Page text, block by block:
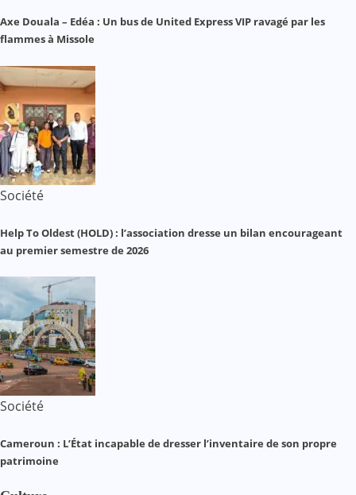
Axe Douala – Edéa : Un bus de United Express VIP ravagé par les
flammes à Missole
Société
Help To Oldest (HOLD) : l’association dresse un bilan encourageant
au premier semestre de 2026
Société
Cameroun : L’État incapable de dresser l’inventaire de son propre
patrimoine